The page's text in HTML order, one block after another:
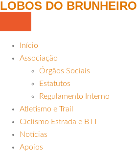
LOBOS DO BRUNHEIRO
Início
Associação
Órgãos Sociais
Estatutos
Regulamento Interno
Atletismo e Trail
Ciclismo Estrada e BTT
Notícias
Apoios